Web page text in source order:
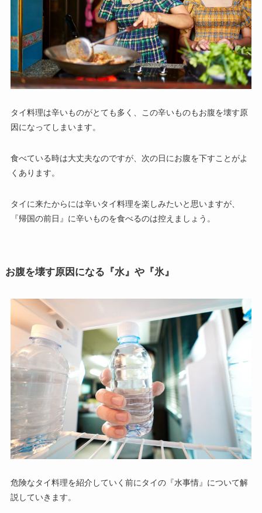
タイ料理は辛いものがとても多く、この辛いものもお腹を壊す原
因になってしまいます。
食べている時は大丈夫なのですが、次の日にお腹を下すことがよ
くあります。
タイに来たからには辛いタイ料理を楽しみたいと思いますが、
『帰国の前日』に辛いものを食べるのは控えましょう。
お腹を壊す原因になる『水』や『氷』
危険なタイ料理を紹介していく前にタイの『水事情』について解
説していきます。